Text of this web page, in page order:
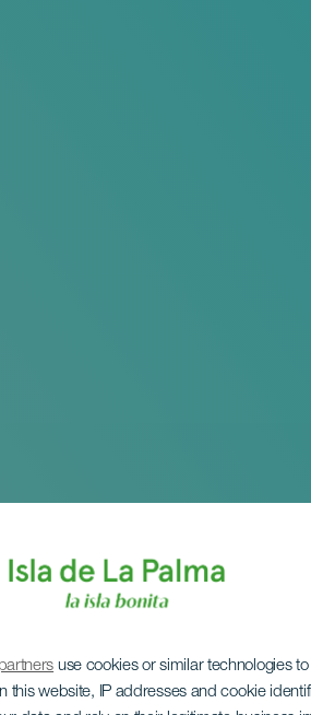
use cookies or similar technologies
this website, IP addresses and cookie